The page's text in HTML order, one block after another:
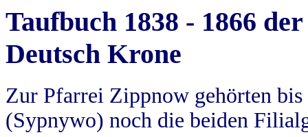
Taufbuch 1838 - 1866
Deutsch Krone
Zur Pfarrei Zippnow gehörten
(Sypnywo) noch die beiden